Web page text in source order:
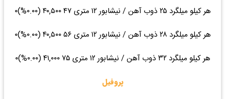
هر کیلو میلگرد ۲۵ ذوب آهن / نیشابور ۱۲ متری ۴۷ ۴۰,۵۰۰ (۰.۰۰%)۰
هر کیلو میلگرد ۲۸ ذوب آهن / نیشابور ۱۲ متری ۵۶ ۴۰,۵۰۰ (۰.۰۰%)۰
هر کیلو میلگرد ۳۲ ذوب آهن / نیشابور ۱۲ متری ۷۵ ۴۱,۰۰۰ (۰.۰۰%)۰
پروفیل